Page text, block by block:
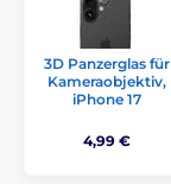
3D Panzerglas für
Kameraobjektiv,
iPhone 17
4,99 €